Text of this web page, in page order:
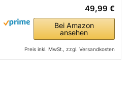
49,99 €
Bei Amazon
ansehen
Preis inkl. MwSt., zzgl. Versandkosten